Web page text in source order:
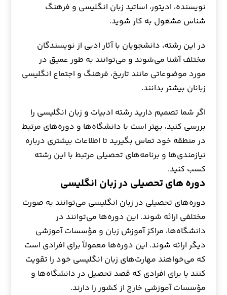
نویسنده، ادیتور، اساتید زبان انگلیسی و فرهنگ
شناس مشغول به کار شوید.
در این رشته، دانشجویان با آثار ادبی از نویسندگان
مختلف آشنا می‌شوند و می‌توانند به طور عمیق در
مورد موضوعاتی مانند تاریخ، فرهنگ و اجتماع انگلیسی
زبانان بیشتر بدانند.
اگر شما تصمیم دارید رشته ادبیات و زبان انگلیسی را
بررسی کنید، بهتر است با دانشگاه‌ها و دوره‌های مرتبط
در منطقه خود تماس بگیرید تا اطلاعات بیشتری درباره
نیازمندی‌ها و برنامه‌های تحصیلی مرتبط با این رشته
کسب کنید.
دوره های تحصیلی در زبان انگلیسی
دوره‌های تحصیلی در زبان انگلیسی می‌توانند به صورت
مختلفی ارائه شوند. این دوره‌ها می‌توانند در
دانشگاه‌ها، مراکز آموزش زبان و مؤسسات آموزشی
دیگر ارائه شوند. این دوره‌ها معمولاً برای افرادی است
که می‌خواهند مهارت‌های زبان انگلیسی خود را تقویت
کنند یا برای افرادی که قصد تحصیل در دانشگاه‌ها و
مؤسسات آموزشی خارج از کشور را دارند.